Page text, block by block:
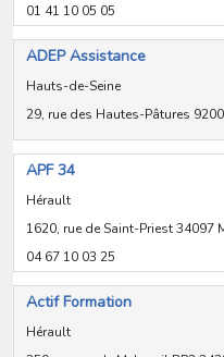
01 41 10 05 05
ADEP Assistance
Hauts-de-Seine
29, rue des Hautes-Pâtures
APF 34
Hérault
1620, rue de Saint-Priest 34097
04 67 10 03 25
Actif Formation
Hérault